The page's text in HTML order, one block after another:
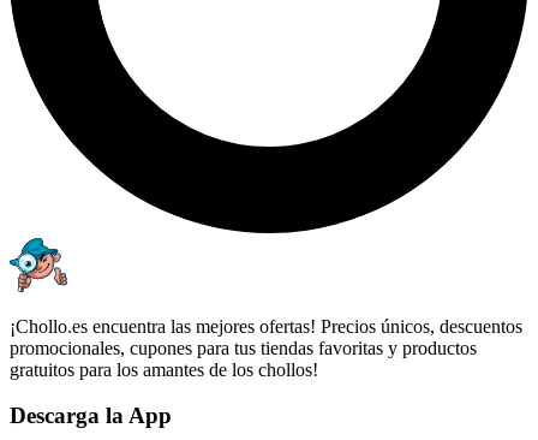
¡Chollo.es encuentra las mejores ofertas! Precios únicos, descuentos
promocionales, cupones para tus tiendas favoritas y productos
gratuitos para los amantes de los chollos!
Descarga la App